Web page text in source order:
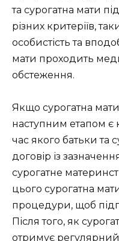
та сурогатна мати
різних критеріїв,
особистість та
мати проходить
обстеження.
Якщо сурогатна
наступним етапом
час якого батьки та
договір із
сурогатне
цього сурогатна
процедури, щоб
Після того, як
отримує